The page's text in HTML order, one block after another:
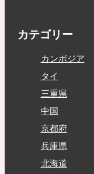
カテゴリー
カンボジア
タイ
三重県
中国
京都府
兵庫県
北海道